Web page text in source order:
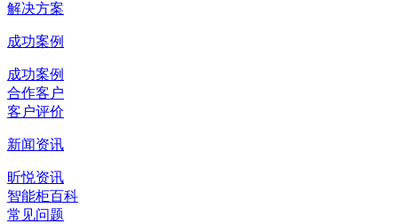
解决方案
成功案例
成功案例
合作客户
客户评价
新闻资讯
昕悦资讯
智能柜百科
常见问题